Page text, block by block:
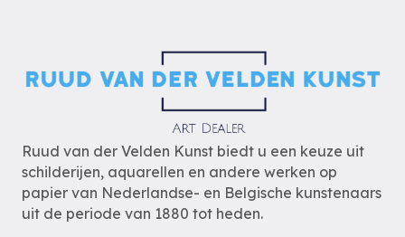
Ruud van der Velden Kunst biedt u een keuze uit
schilderijen, aquarellen en andere werken op
papier van Nederlandse- en Belgische kunstenaars
uit de periode van 1880 tot heden.